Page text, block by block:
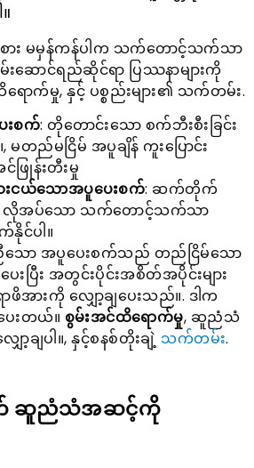
း မမှန်ကန်ပါက သက်တောင့်သက်သာ
းဆောင်ရည်ဆိုင်ရာ ပြဿနာများကို
ရောက်မှု, နှင့် ပစ္စည်းများ၏ သက်တမ်း.
းစက်: တိုတောင်းသော စက်ဘီးစီးခြင်း
တည်မငြိမ် အပူချိန် ကူးပြောင်း
င်ဖြုန်းတီးမှု
ငယ်သောအပူပေးစက်: ဆက်တိုက်
လိုအပ်သော သက်တောင့်သက်သာ
င်ပါ။
ော အပူပေးစက်သည် တည်ငြိမ်သော
ပြီး အတွင်းပိုင်းအစိတ်အပိုင်းများ
အားကို လျှော့ချပေးသည်။. ဒါက
းတယ်။ စွမ်းအင်ထိရောက်မှု, ဆူညံသံ
ချပါ။, နှင့်စနစ်တိုးချဲ့ သက်တမ်း.
ဆူညံသံအဆင့်ကို